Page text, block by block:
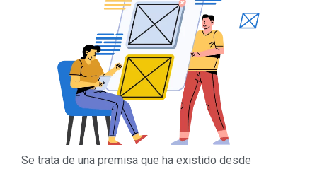
Se trata de una premisa que ha existido desde